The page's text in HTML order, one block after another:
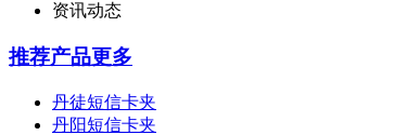
资讯动态
推荐产品更多
丹徒短信卡夹
丹阳短信卡夹